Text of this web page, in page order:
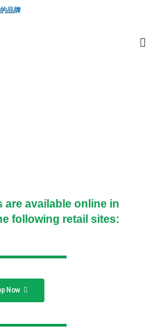
品牌
available online in
following retail sites:
Now